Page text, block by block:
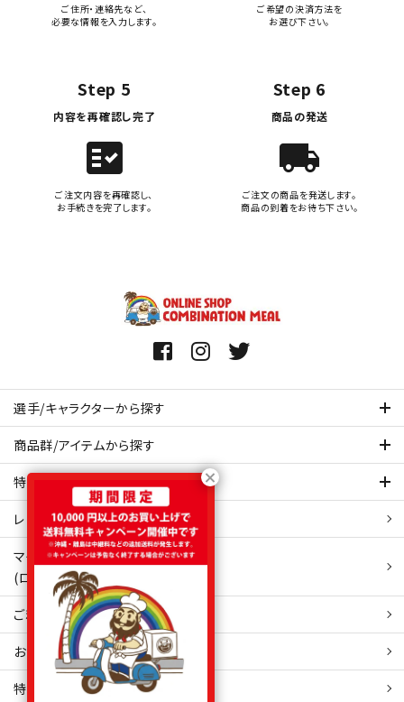
ご住所・連絡先など、
必要な情報を入力します。
ご希望の決済方法を
お選び下さい。
Step 5
内容を再確認し完了
fact_check
ご注文内容を再確認し、
お手続きを完了します。
Step 6
商品の発送
local_shipping
ご注文の商品を発送します。
商品の到着をお待ち下さい。
選手/キャラクターから探す
商品群/アイテムから探す
特集ページを見てみる
レビュー・口コミ 一覧ページ
マイアカウント
(ログイン/新規会員登録)
ご利用ガイド
お問い合わせ
特定商取引 法表示